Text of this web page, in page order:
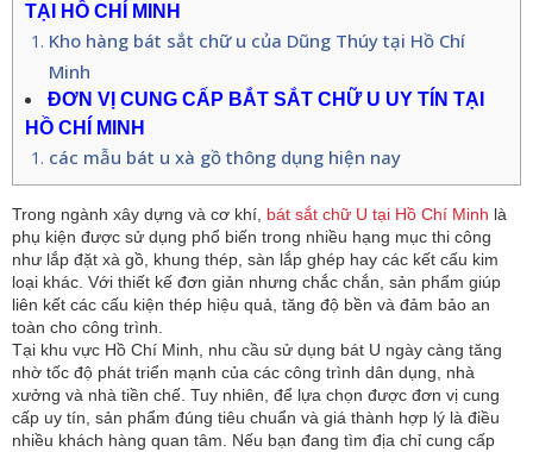
TẠI HỒ CHÍ MINH
Kho hàng bát sắt chữ u của Dũng Thúy tại Hồ Chí
Minh
ĐƠN VỊ CUNG CẤP BẮT SẮT CHỮ U UY TÍN TẠI
HỒ CHÍ MINH
các mẫu bát u xà gồ thông dụng hiện nay
Trong ngành xây dựng và cơ khí, bát sắt chữ U tại Hồ Chí Minh là
phụ kiện được sử dụng phổ biến trong nhiều hạng mục thi công
như lắp đặt xà gồ, khung thép, sàn lắp ghép hay các kết cấu kim
loại khác. Với thiết kế đơn giản nhưng chắc chắn, sản phẩm giúp
liên kết các cấu kiện thép hiệu quả, tăng độ bền và đảm bảo an
toàn cho công trình.
Tại khu vực Hồ Chí Minh, nhu cầu sử dụng bát U ngày càng tăng
nhờ tốc độ phát triển mạnh của các công trình dân dụng, nhà
xưởng và nhà tiền chế. Tuy nhiên, để lựa chọn được đơn vị cung
cấp uy tín, sản phẩm đúng tiêu chuẩn và giá thành hợp lý là điều
nhiều khách hàng quan tâm. Nếu bạn đang tìm địa chỉ cung cấp